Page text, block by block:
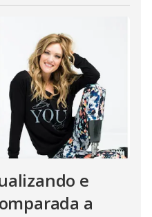
e
a